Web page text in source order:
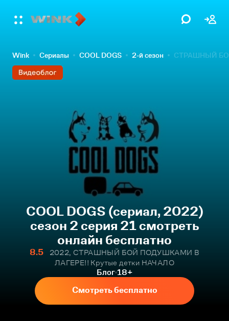
Wink Сериалы COOL DOGS 2-й сезон СТРАШНЫЙ
COOL DOGS (сериал, 2022)
сезон 2 серия 21 смотреть
онлайн бесплатно
8.5
2022, СТРАШНЫЙ БОЙ ПОДУШКАМИ В
ЛАГЕРЕ!! Крутые детки НАЧАЛО
Блог 18+
Смотреть бесплатно